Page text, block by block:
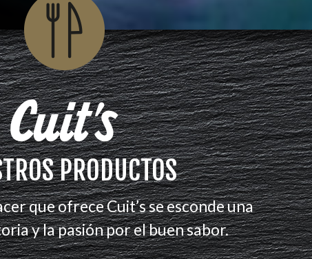
PRODUCTOS
que ofrece Cuit’s se esconde una
y la pasión por el buen sabor.